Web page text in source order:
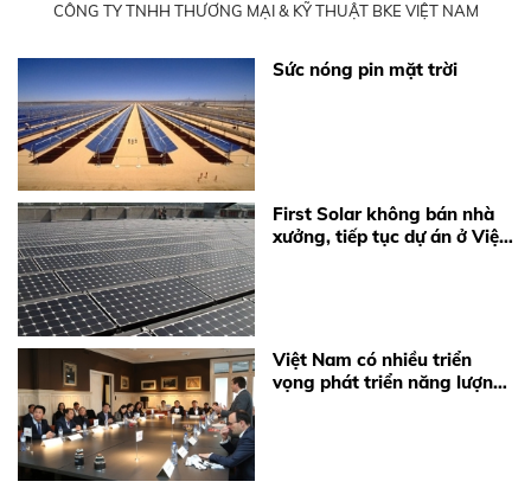
CÔNG TY TNHH THƯƠNG MẠI & KỸ THUẬT BKE VIỆT NAM
Sức nóng pin mặt trời
First Solar không bán nhà
xưởng, tiếp tục dự án ở Việt
Việt Nam có nhiều triển
vọng phát triển năng lượng